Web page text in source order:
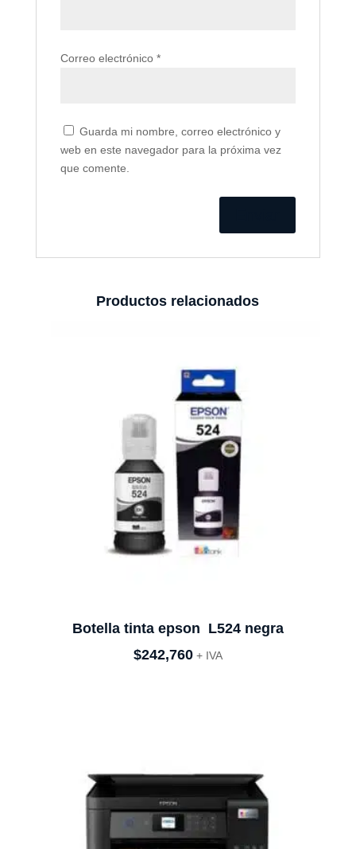
Correo electrónico *
Guarda mi nombre, correo electrónico y
web en este navegador para la próxima vez
que comente.
Productos relacionados
Botella tinta epson L524 negra
$242,760 + IVA